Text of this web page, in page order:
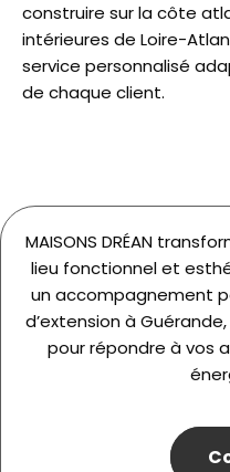
construire sur la côte
intérieures de Loire-
service personnalisé
de chaque client.
MAISONS DRÉAN
lieu fonctionnel et
un accompagnement
d’extension à
pour répondre à vos